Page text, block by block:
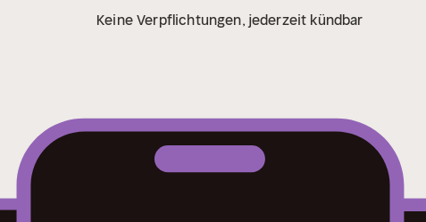
Keine Verpflichtungen, jederzeit kündbar